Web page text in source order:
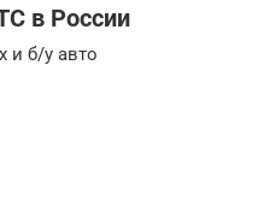
в России
и б/у авто